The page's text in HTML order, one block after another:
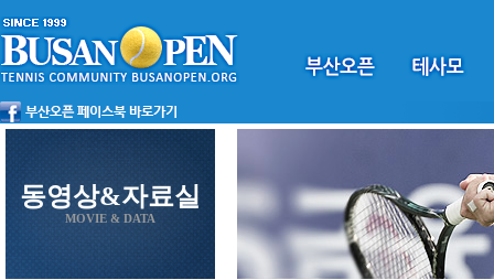
동영상&자료실
MOVIE & DATA